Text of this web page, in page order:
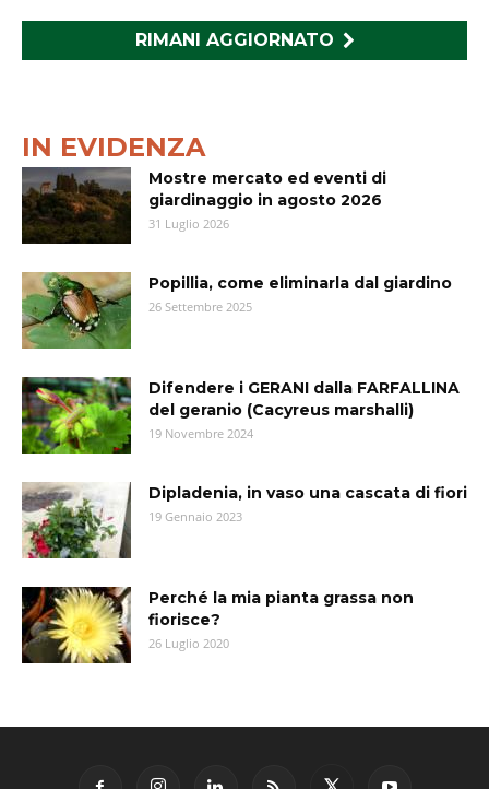
RIMANI AGGIORNATO
IN EVIDENZA
Mostre mercato ed eventi di
giardinaggio in agosto 2026
31 Luglio 2026
Popillia, come eliminarla dal giardino
26 Settembre 2025
Difendere i GERANI dalla FARFALLINA
del geranio (Cacyreus marshalli)
19 Novembre 2024
Dipladenia, in vaso una cascata di fiori
19 Gennaio 2023
Perché la mia pianta grassa non
fiorisce?
26 Luglio 2020